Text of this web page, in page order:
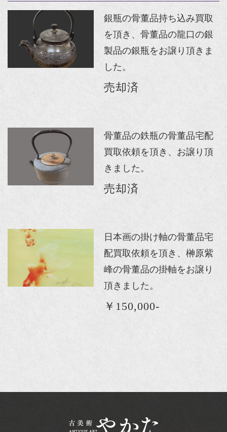
銀瓶の骨董品持ち込み買取
を頂き、骨董品の龍口の銀
製品の銀瓶をお譲り頂きま
した。
売却済
骨董品の鉄瓶の骨董品宅配
買取依頼を頂き、お譲り頂
きました。
売却済
日本画の掛け軸の骨董品宅
配買取依頼を頂き、榊原紫
峰の骨董品の掛軸をお譲り
頂きました。
￥150,000-